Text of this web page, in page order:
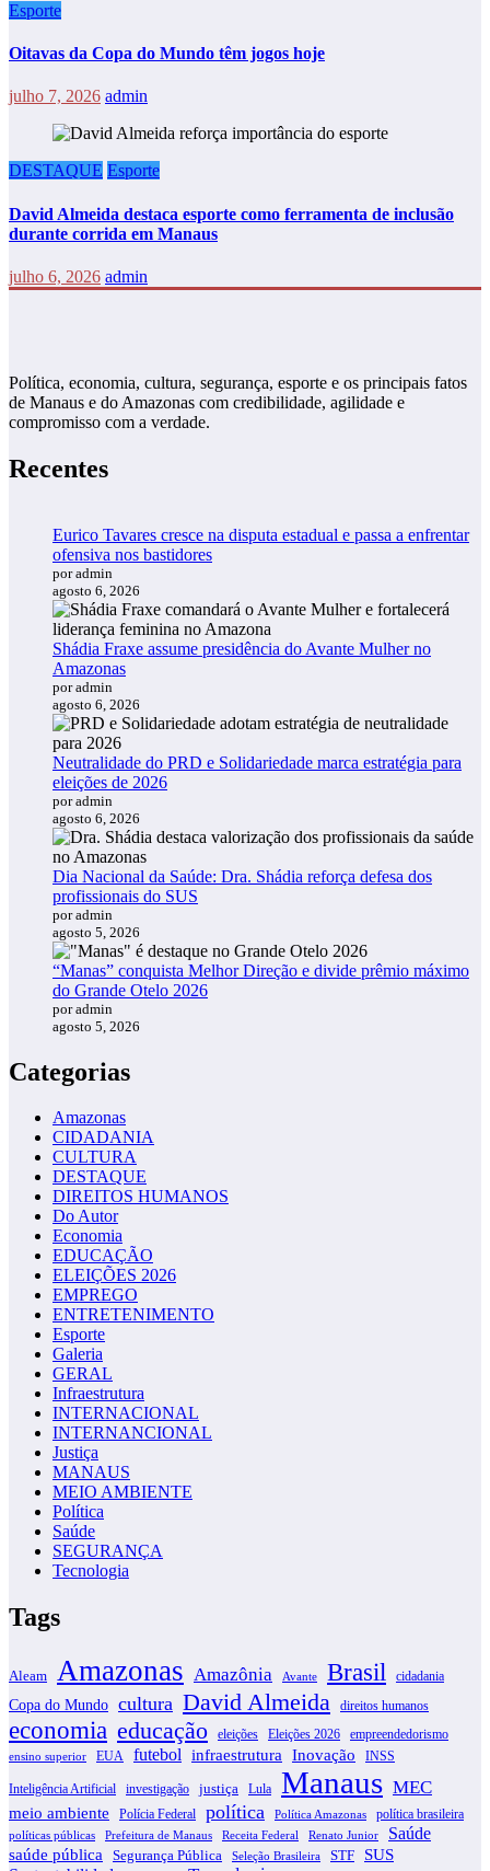
Esporte
Oitavas da Copa do Mundo têm jogos hoje
julho 7, 2026 admin
DESTAQUE Esporte
David Almeida destaca esporte como ferramenta de inclusão
durante corrida em Manaus
julho 6, 2026 admin
Política, economia, cultura, segurança, esporte e os principais fatos
de Manaus e do Amazonas com credibilidade, agilidade e
compromisso com a verdade.
Recentes
Eurico Tavares cresce na disputa estadual e passa a enfrentar
ofensiva nos bastidores
por admin
agosto 6, 2026
Shádia Fraxe assume presidência do Avante Mulher no
Amazonas
por admin
agosto 6, 2026
Neutralidade do PRD e Solidariedade marca estratégia para
eleições de 2026
por admin
agosto 6, 2026
Dia Nacional da Saúde: Dra. Shádia reforça defesa dos
profissionais do SUS
por admin
agosto 5, 2026
“Manas” conquista Melhor Direção e divide prêmio máximo
do Grande Otelo 2026
por admin
agosto 5, 2026
Categorias
Amazonas
CIDADANIA
CULTURA
DESTAQUE
DIREITOS HUMANOS
Do Autor
Economia
EDUCAÇÃO
ELEIÇÕES 2026
EMPREGO
ENTRETENIMENTO
Esporte
Galeria
GERAL
Infraestrutura
INTERNACIONAL
INTERNANCIONAL
Justiça
MANAUS
MEIO AMBIENTE
Política
Saúde
SEGURANÇA
Tecnologia
Tags
Aleam Amazonas Amazônia Avante Brasil cidadania
Copa do Mundo cultura David Almeida direitos humanos
economia educação eleições Eleições 2026 empreendedorismo
ensino superior EUA futebol infraestrutura Inovação INSS
Inteligência Artificial investigação justiça Lula Manaus MEC
meio ambiente Polícia Federal política Política Amazonas política brasileira
políticas públicas Prefeitura de Manaus Receita Federal Renato Junior Saúde
saúde pública Segurança Pública Seleção Brasileira STF
SUS